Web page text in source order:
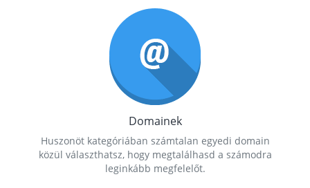
Domainek
Huszonöt kategóriában számtalan egyedi domain
közül választhatsz, hogy megtalálhasd a számodra
leginkább megfelelőt.